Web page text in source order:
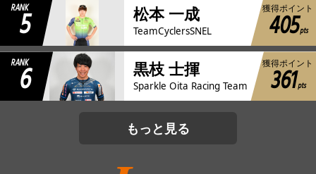
RANK
5 松本 一成
TeamCyclersSNEL
獲得ポイント
405pts
RANK
6 黒枝 士揮
Sparkle Oita Racing Team
獲得ポイント
361pts
もっと見る